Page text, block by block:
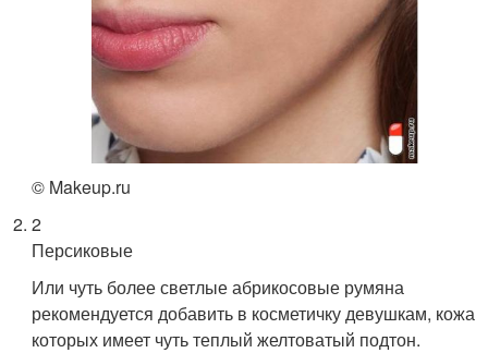
© Makeup.ru
2
Персиковые
Или чуть более светлые абрикосовые румяна
рекомендуется добавить в косметичку девушкам, кожа
которых имеет чуть теплый желтоватый подтон.